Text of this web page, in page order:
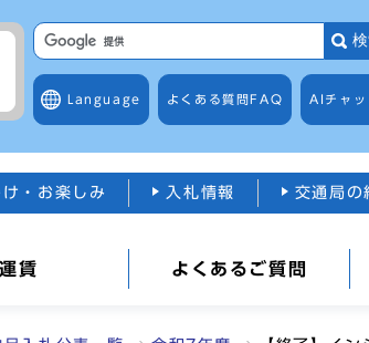
Language よくある質問 FAQ AIチャッ
け・お楽しみ 入札情報 交通局の
運賃 よくあるご質問